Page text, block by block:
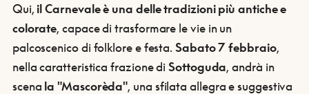
Qui, il Carnevale è una delle tradizioni più antiche e
colorate, capace di trasformare le vie in un
palcoscenico di folklore e festa.Sabato 7 febbraio,
nella caratteristica frazione diSottoguda, andrà in
scena la "Mascorèda", una sfilata allegra e suggestiva